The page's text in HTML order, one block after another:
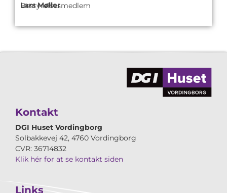
Lars Møller
Bestyrelsesmedlem
Kontakt
DGI Huset Vordingborg
Solbakkevej 42, 4760 Vordingborg
CVR: 36714832
Klik hér for at se kontakt siden
Links